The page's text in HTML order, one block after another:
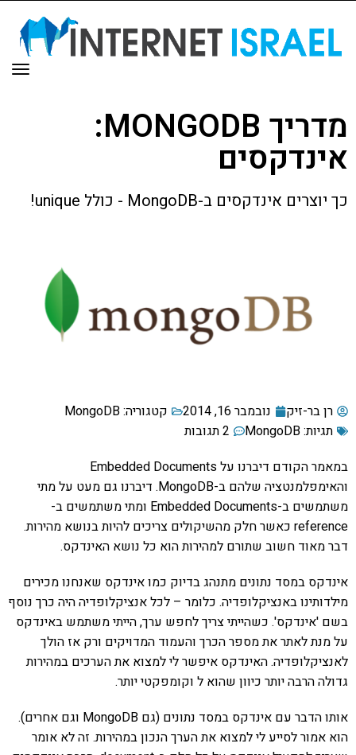
מדריך MONGODB:
אינדקסים
כך יוצרים אינדקסים ב-MongoDB - כולל unique!
רן בר-זיק נובמבר 16, 2014 קטגוריה:MongoDB
תגיות:MongoDB
2 תגובות
במאמר הקודם דיברנו על Embedded Documents
והאימפלמנטציה שלהם ב-MongoDB. דיברנו גם מעט על מתי
משתמשים ב-Embedded Documents ומתי משתמשים ב-
reference כאשר חלק מהשיקולים צריכים להיות בנושא מהירות.
דבר מאוד חשוב שתורם למהירות הוא כל נושא האינדקס.
אינדקס במסד נתונים מתנהג בדיוק כמו אינדקס שאנחנו מכירים
מילדותינו באנציקלופדיה. כלומר – לכל אנציקלופדיה היה כרך נוסף
בשם 'אינדקס'. כשהייתי צריך לחפש ערך, הייתי משתמש באינדקס
על מנת לאתר את מספר הכרך והעמוד המדויקים ורק אז הולך
לאנציקלופדיה. האינדקס איפשר לי למצוא את הערכים במהירות
גדולה הרבה יותר כיוון שהוא ל וקומפקטי יותר.
אותו הדבר עם אינדקס במסד נתונים (גם MongoDB וגם אחרים).
הוא אמור לסייע לי למצוא את הערך הנכון במהירות. זה לא אומר